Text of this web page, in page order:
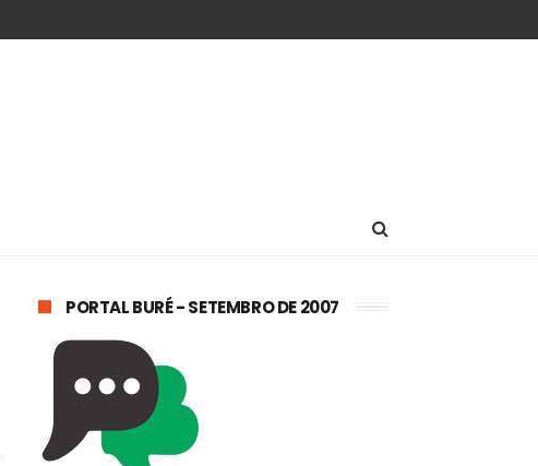
PORTAL BURÉ - SETEMBRO DE 2007